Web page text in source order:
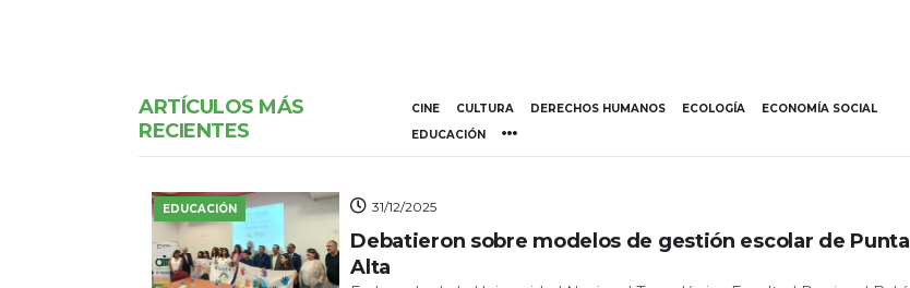
ARTÍCULOS MÁS
RECIENTES
CINE CULTURA DERECHOS HUMANOS ECOLOGÍA
ECONOMÍA SOCIAL
EDUCACIÓN
EDUCACIÓN 31/12/2025
Debatieron sobre modelos de gestión escolar de Punta
Alta